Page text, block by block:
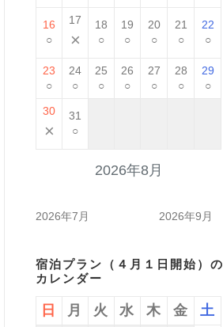
2026年8月
16
○
17
×
18
○
19
○
20
○
21
○
22
○
23
○
24
○
25
○
26
○
27
○
28
○
29
○
30
×
31
○
2026年7月 2026年9月
宿泊プラン（４月１日開始）の
カレンダー
日 月 火 水 木 金 土